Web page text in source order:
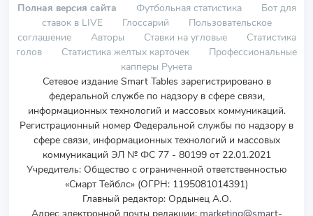
Полная версия сайта Футбольная статистика
Бот для
ставок в LIVE
Глоссарий
Пользовательское
соглашение
Авторы Ставки на угловые
Статистика
голов
Статистика желтых карточек
Профессиональные
капперы Рунета
Сетевое издание Smart Tables зарегистрировано в
федеральной службе по надзору в сфере связи,
информационных технологий и массовых коммуникаций.
Регистрационный номер Федеральной службы по надзору в
сфере связи, информационных технологий и массовых
коммуникаций ЭЛ № ФС 77 - 80199 от 22.01.2021
Учредитель: Общество с ограниченной ответственностью
«Смарт Тейблс» (ОГРН: 1195081014391)
Главный редактор: Ордынец А.О.